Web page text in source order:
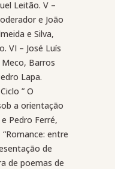
Leitão. V –
e João
e Silva,
VI – José Luís
Barros
Lapa.
” O
a orientação
Pedro Ferré,
entre
de
de poemas de